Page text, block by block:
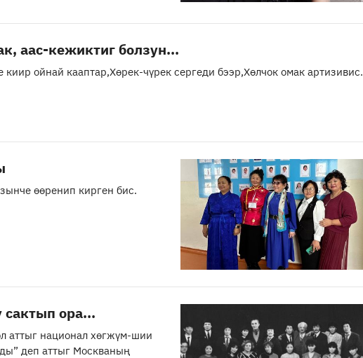
Кижи бүрүзү оюн-баштак, аас-кежиктиг болзун...
ойнай кааптар,Хөрек-чүрек сергеди бээр,Хөлчок омак артизивис.
өөренип кирген бис.
сактып ора...
аттыг национал хөгжүм-шии
деп аттыг Москваның